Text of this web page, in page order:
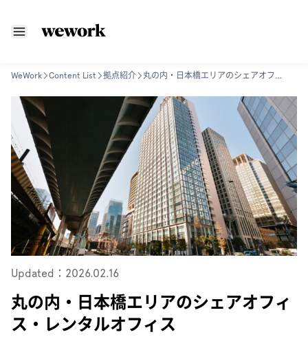
WeWork Content List 拠点紹介 丸の内・日本橋エリアのシェアオフィス・レンタルオフィス
Updated：2026.02.16
丸の内・日本橋エリアのシェアオフィ
ス・レンタルオフィス